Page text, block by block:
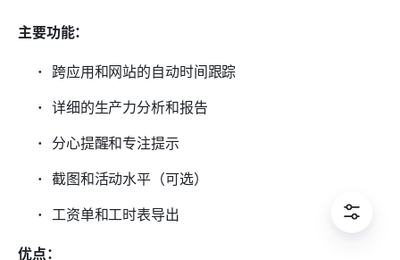
主要功能：
跨应用和网站的自动时间跟踪
详细的生产力分析和报告
分心提醒和专注提示
截图和活动水平（可选）
工资单和工时表导出
优点：